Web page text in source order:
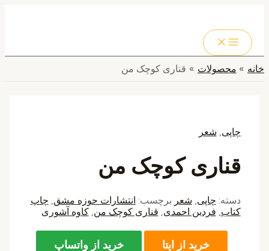
محتوا
خانه محصولات قناری کوچک من
چاپی, شعر
قناری کوچک من
دسته: چاپی شعر برچسب: انتشارات حوزه مشق چاپ
کتاب فردین احمدی قناری کوچک من ,کاوه آشوری
خرید از ایتا خرید از واتساپ